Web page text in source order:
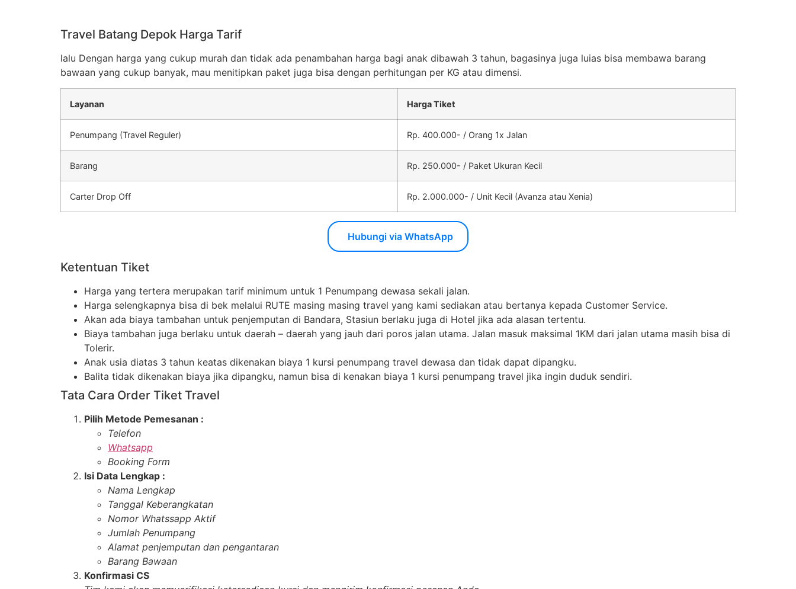
Travel Batang Depok Harga Tarif
lalu Dengan harga yang cukup murah dan tidak ada penambahan harga bagi anak dibawah 3 tahun, bagasinya juga luias bisa membawa barang
bawaan yang cukup banyak, mau menitipkan paket juga bisa dengan perhitungan per KG atau dimensi.
Layanan Harga Tiket
Penumpang (Travel Reguler) Rp. 400.000- / Orang 1x Jalan
Barang Rp. 250.000- / Paket Ukuran Kecil
Carter Drop Off Rp. 2.000.000- / Unit Kecil (Avanza atau Xenia)
Hubungi via WhatsApp
Ketentuan Tiket
Harga yang tertera merupakan tarif minimum untuk 1 Penumpang dewasa sekali jalan.
Harga selengkapnya bisa di bek melalui RUTE masing masing travel yang kami sediakan atau bertanya kepada Customer Service.
Akan ada biaya tambahan untuk penjemputan di Bandara, Stasiun berlaku juga di Hotel jika ada alasan tertentu.
Biaya tambahan juga berlaku untuk daerah – daerah yang jauh dari poros jalan utama. Jalan masuk maksimal 1KM dari jalan utama masih bisa di
Tolerir.
Anak usia diatas 3 tahun keatas dikenakan biaya 1 kursi penumpang travel dewasa dan tidak dapat dipangku.
Balita tidak dikenakan biaya jika dipangku, namun bisa di kenakan biaya 1 kursi penumpang travel jika ingin duduk sendiri.
Tata Cara Order Tiket Travel
Pilih Metode Pemesanan :
Telefon
Whatsapp
Booking Form
Isi Data Lengkap :
Nama Lengkap
Tanggal Keberangkatan
Nomor Whatssapp Aktif
Jumlah Penumpang
Alamat penjemputan dan pengantaran
Barang Bawaan
Konfirmasi CS